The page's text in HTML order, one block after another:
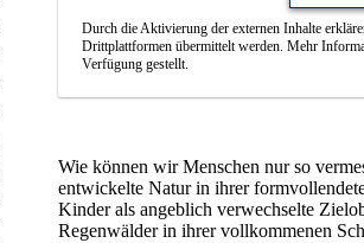
Durch die Aktivierung der externen Inhalte
Drittplattformen übermittelt werden. Mehr
Verfügung gestellt.
Wie können wir Menschen nur so
entwickelte Natur in ihrer
Kinder als angeblich verwechselte
Regenwälder in ihrer vollkommenen